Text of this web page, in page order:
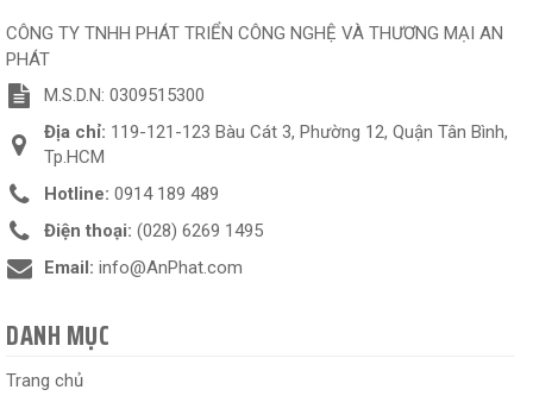
CÔNG TY TNHH PHÁT TRIỂN CÔNG NGHỆ VÀ THƯƠNG MẠI AN
PHÁT
M.S.D.N: 0309515300
Địa chỉ: 119-121-123 Bàu Cát 3, Phường 12, Quận Tân Bình,
Tp.HCM
Hotline: 0914 189 489
Điện thoại: (028) 6269 1495
Email: info@AnPhat.com
DANH MỤC
Trang chủ